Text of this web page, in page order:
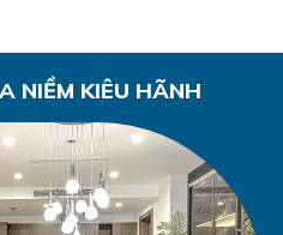
NIỀM KIÊU HÃNH